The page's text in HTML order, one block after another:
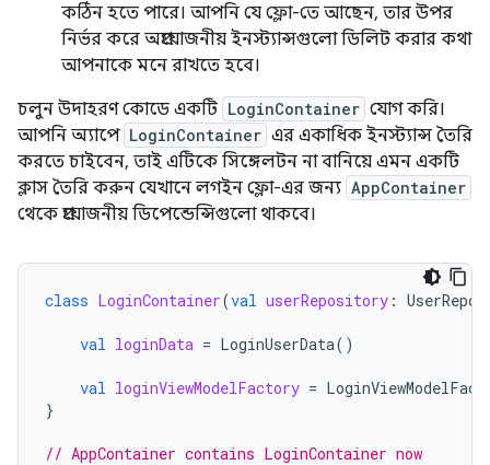
কঠিন হতে পারে। আপনি যে ফ্লো-তে আছেন, তার উপর
নির্ভর করে অপ্রয়োজনীয় ইনস্ট্যান্সগুলো ডিলিট করার কথা
আপনাকে মনে রাখতে হবে।
চলুন উদাহরণ কোডে একটি LoginContainer যোগ করি।
আপনি অ্যাপে LoginContainer এর একাধিক ইনস্ট্যান্স তৈরি
করতে চাইবেন, তাই এটিকে সিঙ্গেলটন না বানিয়ে এমন একটি
ক্লাস তৈরি করুন যেখানে লগইন ফ্লো-এর জন্য AppContainer
থেকে প্রয়োজনীয় ডিপেন্ডেন্সিগুলো থাকবে।
class LoginContainer(val userRepository :
val loginData = LoginUserData()
val loginViewModelFactory =
}
// AppContainer contains LoginContainer now